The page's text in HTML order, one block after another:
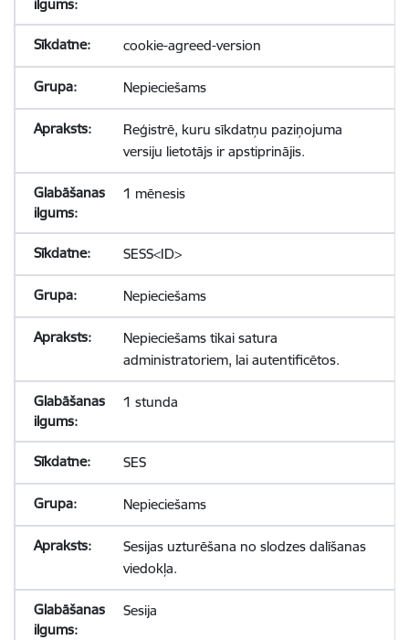
cookie-agreed-version
Nepieciešams
Reģistrē, kuru sīkdatņu paziņojuma
versiju lietotājs ir apstiprinājis.
1 mēnesis
SESS<ID>
Nepieciešams
Nepieciešams tikai satura
administratoriem, lai autentificētos.
1 stunda
SES
Nepieciešams
Sesijas uzturēšana no slodzes dalīšanas
viedokļa.
Sesija